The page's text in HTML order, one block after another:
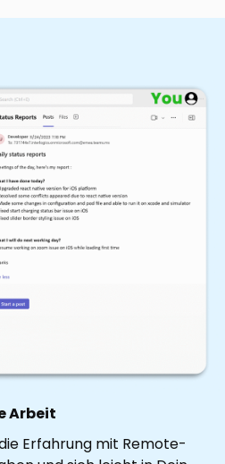
Arbeit
Erfahrung mit Remote-